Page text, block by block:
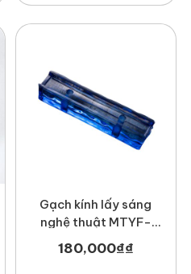
Gạch kính lấy sáng
nghệ thuật MTYF-
5003
180,000₫₫